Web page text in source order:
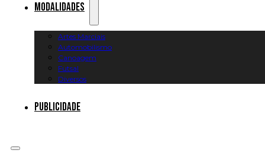
Modalidades
Artes Marciais
Automobilismo
Canoagem
Futsal
Diversos
Publicidade